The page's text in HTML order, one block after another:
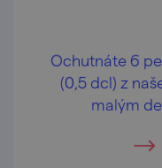
Ochutnáte 6
(0,5 dcl) z
malým